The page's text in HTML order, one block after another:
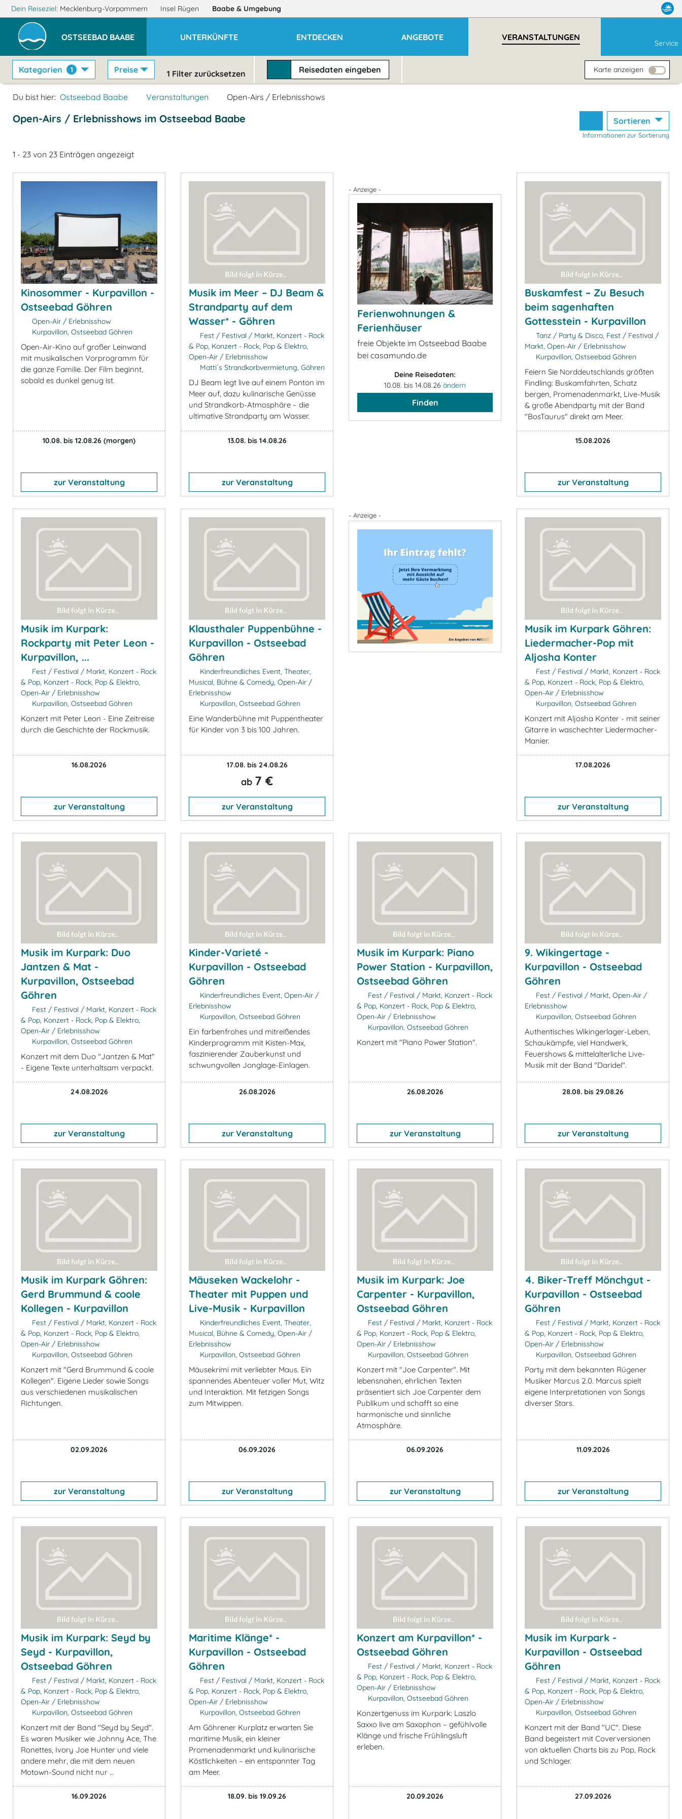
Dein Reiseziel: Mecklenburg-Vorpommern Insel Rügen Baabe & Umgebung
OSTSEEBAD BAABE UNTERKÜNFTE ENTDECKEN ANGEBOTE VERANSTALTUNGEN
Service
Kategorien 1 Preise 1 Filter zurücksetzen Reisedateneingeben Karte anzeigen
Du bist hier: Ostseebad Baabe Veranstaltungen Open-Airs / Erlebnisshows
Open-Airs / Erlebnisshows im Ostseebad Baabe Sortieren
Informationen zur Sortierung
1 - 23 von 23 Einträgen angezeigt
Kinosommer - Kurpavillon -
Ostseebad Göhren
Open-Air / Erlebnisshow
Kurpavillon, Ostseebad Göhren
Open-Air-Kino auf großer Leinwand
mit musikalischen Vorprogramm für
die ganze Familie. Der Film beginnt,
sobald es dunkel genug ist.
10.08. bis 12.08.26 (morgen)
zur Veranstaltung
Musik im Meer – DJ Beam &
Strandparty auf dem
Wasser* - Göhren
Fest / Festival / Markt, Konzert - Rock
& Pop, Konzert - Rock, Pop & Elektro,
Open-Air / Erlebnisshow
Matti´s Strandkorbvermietung, Göhren
DJ Beam legt live auf einem Ponton im
Meer auf, dazu kulinarische Genüsse
und Strandkorb-Atmosphäre – die
ultimative Strandparty am Wasser.
13.08. bis 14.08.26
zur Veranstaltung
- Anzeige -
Ferienwohnungen &
Ferienhäuser
freie Objekte im Ostseebad Baabe
bei casamundo.de
Deine Reisedaten:
10.08. bis 14.08.26 ändern
Finden
Buskamfest – Zu Besuch
beim sagenhaften
Gottesstein - Kurpavillon
Tanz / Party & Disco, Fest / Festival /
Markt, Open-Air / Erlebnisshow
Kurpavillon, Ostseebad Göhren
Feiern Sie Norddeutschlands größten
Findling: Buskamfahrten, Schatz
bergen, Promenadenmarkt, Live-Musik
& große Abendparty mit der Band
"BosTaurus" direkt am Meer.
15.08.2026
zur Veranstaltung
Musik im Kurpark:
Rockparty mit Peter Leon -
Kurpavillon, ...
Fest / Festival / Markt, Konzert - Rock
& Pop, Konzert - Rock, Pop & Elektro,
Open-Air / Erlebnisshow
Kurpavillon, Ostseebad Göhren
Konzert mit Peter Leon - Eine Zeitreise
durch die Geschichte der Rockmusik.
16.08.2026
zur Veranstaltung
Klausthaler Puppenbühne -
Kurpavillon - Ostseebad
Göhren
Kinderfreundliches Event, Theater,
Musical, Bühne & Comedy, Open-Air /
Erlebnisshow
Kurpavillon, Ostseebad Göhren
Eine Wanderbühne mit Puppentheater
für Kinder von 3 bis 100 Jahren.
17.08. bis 24.08.26
ab 7 €
zur Veranstaltung
- Anzeige -
Musik im Kurpark Göhren:
Liedermacher-Pop mit
Aljosha Konter
Fest / Festival / Markt, Konzert - Rock
& Pop, Konzert - Rock, Pop & Elektro,
Open-Air / Erlebnisshow
Kurpavillon, Ostseebad Göhren
Konzert mit Aljosha Konter - mit seiner
Gitarre in waschechter Liedermacher-
Manier.
17.08.2026
zur Veranstaltung
Musik im Kurpark: Duo
Jantzen & Mat -
Kurpavillon, Ostseebad
Göhren
Fest / Festival / Markt, Konzert - Rock
& Pop, Konzert - Rock, Pop & Elektro,
Open-Air / Erlebnisshow
Kurpavillon, Ostseebad Göhren
Konzert mit dem Duo "Jantzen & Mat"
- Eigene Texte unterhaltsam verpackt.
24.08.2026
zur Veranstaltung
Kinder-Varieté -
Kurpavillon - Ostseebad
Göhren
Kinderfreundliches Event, Open-Air /
Erlebnisshow
Kurpavillon, Ostseebad Göhren
Ein farbenfrohes und mitreißendes
Kinderprogramm mit Kisten-Max,
faszinierender Zauberkunst und
schwungvollen Jonglage-Einlagen.
26.08.2026
zur Veranstaltung
Musik im Kurpark: Piano
Power Station - Kurpavillon,
Ostseebad Göhren
Fest / Festival / Markt, Konzert - Rock
& Pop, Konzert - Rock, Pop & Elektro,
Open-Air / Erlebnisshow
Kurpavillon, Ostseebad Göhren
Konzert mit "Piano Power Station".
26.08.2026
zur Veranstaltung
9. Wikingertage -
Kurpavillon - Ostseebad
Göhren
Fest / Festival / Markt, Open-Air /
Erlebnisshow
Kurpavillon, Ostseebad Göhren
Authentisches Wikingerlager-Leben,
Schaukämpfe, viel Handwerk,
Feuershows & mittelalterliche Live-
Musik mit der Band "Daridel".
28.08. bis 29.08.26
zur Veranstaltung
Musik im Kurpark Göhren:
Gerd Brummund & coole
Kollegen - Kurpavillon
Fest / Festival / Markt, Konzert - Rock
& Pop, Konzert - Rock, Pop & Elektro,
Open-Air / Erlebnisshow
Kurpavillon, Ostseebad Göhren
Konzert mit "Gerd Brummund & coole
Kollegen". Eigene Lieder sowie Songs
aus verschiedenen musikalischen
Richtungen.
02.09.2026
zur Veranstaltung
Mäuseken Wackelohr -
Theater mit Puppen und
Live-Musik - Kurpavillon
Kinderfreundliches Event, Theater,
Musical, Bühne & Comedy, Open-Air /
Erlebnisshow
Kurpavillon, Ostseebad Göhren
Mäusekrimi mit verliebter Maus. Ein
spannendes Abenteuer voller Mut, Witz
und Interaktion. Mit fetzigen Songs
zum Mitwippen.
06.09.2026
zur Veranstaltung
Musik im Kurpark: Joe
Carpenter - Kurpavillon,
Ostseebad Göhren
Fest / Festival / Markt, Konzert - Rock
& Pop, Konzert - Rock, Pop & Elektro,
Open-Air / Erlebnisshow
Kurpavillon, Ostseebad Göhren
Konzert mit "Joe Carpenter". Mit
lebensnahen, ehrlichen Texten
präsentiert sich Joe Carpenter dem
Publikum und schafft so eine
harmonische und sinnliche
Atmosphäre.
06.09.2026
zur Veranstaltung
4. Biker-Treff Mönchgut -
Kurpavillon - Ostseebad
Göhren
Fest / Festival / Markt, Konzert - Rock
& Pop, Konzert - Rock, Pop & Elektro,
Open-Air / Erlebnisshow
Kurpavillon, Ostseebad Göhren
Party mit dem bekannten Rügener
Musiker Marcus 2.0. Marcus spielt
eigene Interpretationen von Songs
diverser Stars.
11.09.2026
zur Veranstaltung
Musik im Kurpark: Seyd by
Seyd - Kurpavillon,
Ostseebad Göhren
Fest / Festival / Markt, Konzert - Rock
& Pop, Konzert - Rock, Pop & Elektro,
Open-Air / Erlebnisshow
Kurpavillon, Ostseebad Göhren
Konzert mit der Band "Seyd by Seyd".
Es waren Musiker wie Johnny Ace, The
Ronettes, Ivory Joe Hunter und viele
andere mehr, die mit dem neuen
Motown-Sound nicht nur ...
16.09.2026
Maritime Klänge* -
Kurpavillon - Ostseebad
Göhren
Fest / Festival / Markt, Konzert - Rock
& Pop, Konzert - Rock, Pop & Elektro,
Open-Air / Erlebnisshow
Kurpavillon, Ostseebad Göhren
Am Göhrener Kurplatz erwarten Sie
maritime Musik, ein kleiner
Promenadenmarkt und kulinarische
Köstlichkeiten – ein entspannter Tag
am Meer.
18.09. bis 19.09.26
Konzert am Kurpavillon* -
Ostseebad Göhren
Fest / Festival / Markt, Konzert - Rock
& Pop, Konzert - Rock, Pop & Elektro,
Open-Air / Erlebnisshow
Kurpavillon, Ostseebad Göhren
Konzertgenuss im Kurpark: Laszlo
Saxxo live am Saxophon – gefühlvolle
Klänge und frische Frühlingsluft
erleben.
20.09.2026
Musik im Kurpark -
Kurpavillon - Ostseebad
Göhren
Fest / Festival / Markt, Konzert - Rock
& Pop, Konzert - Rock, Pop & Elektro,
Open-Air / Erlebnisshow
Kurpavillon, Ostseebad Göhren
Konzert mit der Band "UC". Diese
Band begeistert mit Coverversionen
von aktuellen Charts bis zu Pop, Rock
und Schlager.
27.09.2026